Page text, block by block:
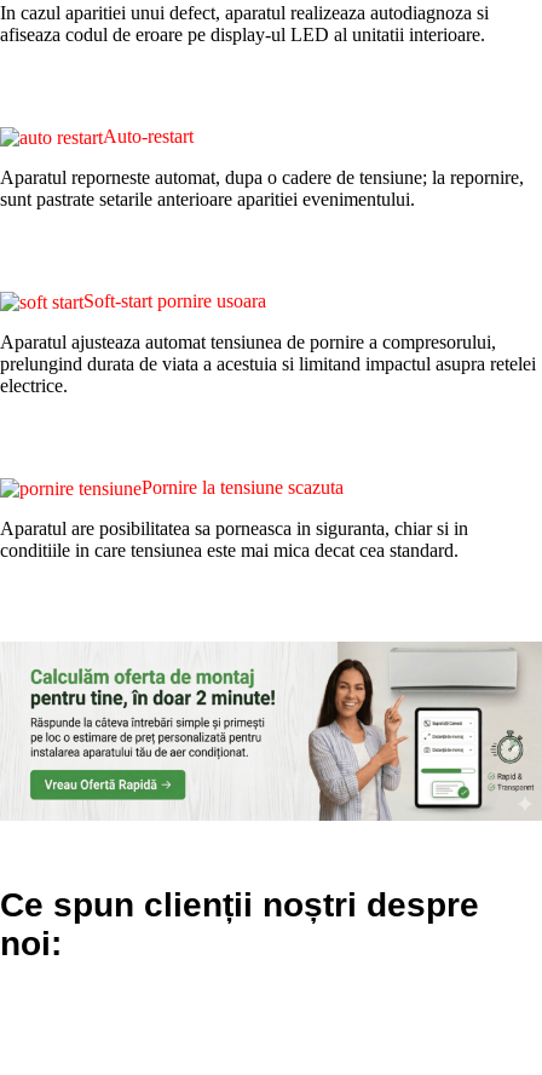
In cazul aparitiei unui defect, aparatul realizeaza autodiagnoza si
afiseaza codul de eroare pe display-ul LED al unitatii interioare.
Auto-restart
Aparatul reporneste automat, dupa o cadere de tensiune; la repornire,
sunt pastrate setarile anterioare aparitiei evenimentului.
Soft-start pornire usoara
Aparatul ajusteaza automat tensiunea de pornire a compresorului,
prelungind durata de viata a acestuia si limitand impactul asupra retelei
electrice.
Pornire la tensiune scazuta
Aparatul are posibilitatea sa porneasca in siguranta, chiar si in
conditiile in care tensiunea este mai mica decat cea standard.
Ce spun clienții noștri despre
noi: